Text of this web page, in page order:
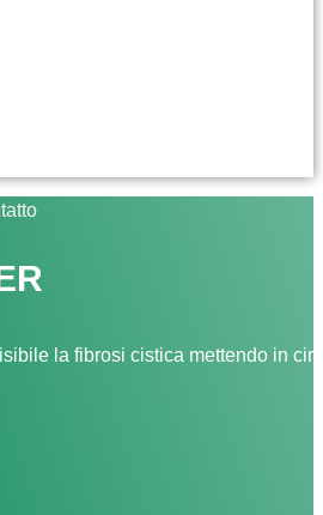
la fibrosi cistica mettendo in